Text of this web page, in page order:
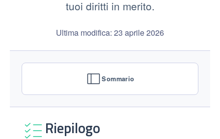
tuoi diritti in merito.
Ultima modifica: 23 aprile 2026
Sommario
Riepilogo